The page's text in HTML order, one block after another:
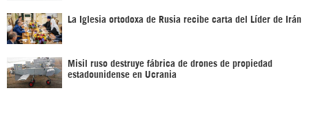
La Iglesia ortodoxa de Rusia recibe carta del Líder de Irán
Misil ruso destruye fábrica de drones de propiedad
estadounidense en Ucrania